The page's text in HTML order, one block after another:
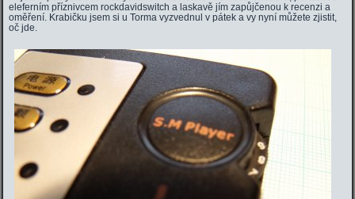
eleferním příznivcem rockdavidswitch a laskavě jím zapůjčenou k recenzi a
oměření. Krabičku jsem si u Torma vyzvednul v pátek a vy nyní můžete zjistit,
oč jde.